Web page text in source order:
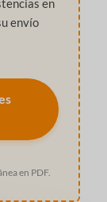
envío
en PDF.